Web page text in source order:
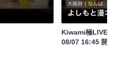
Kiwami極LIVE
08/07 16:45 開